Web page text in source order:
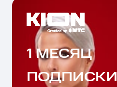
1 МЕСЯЦ
ПОДПИСКИ